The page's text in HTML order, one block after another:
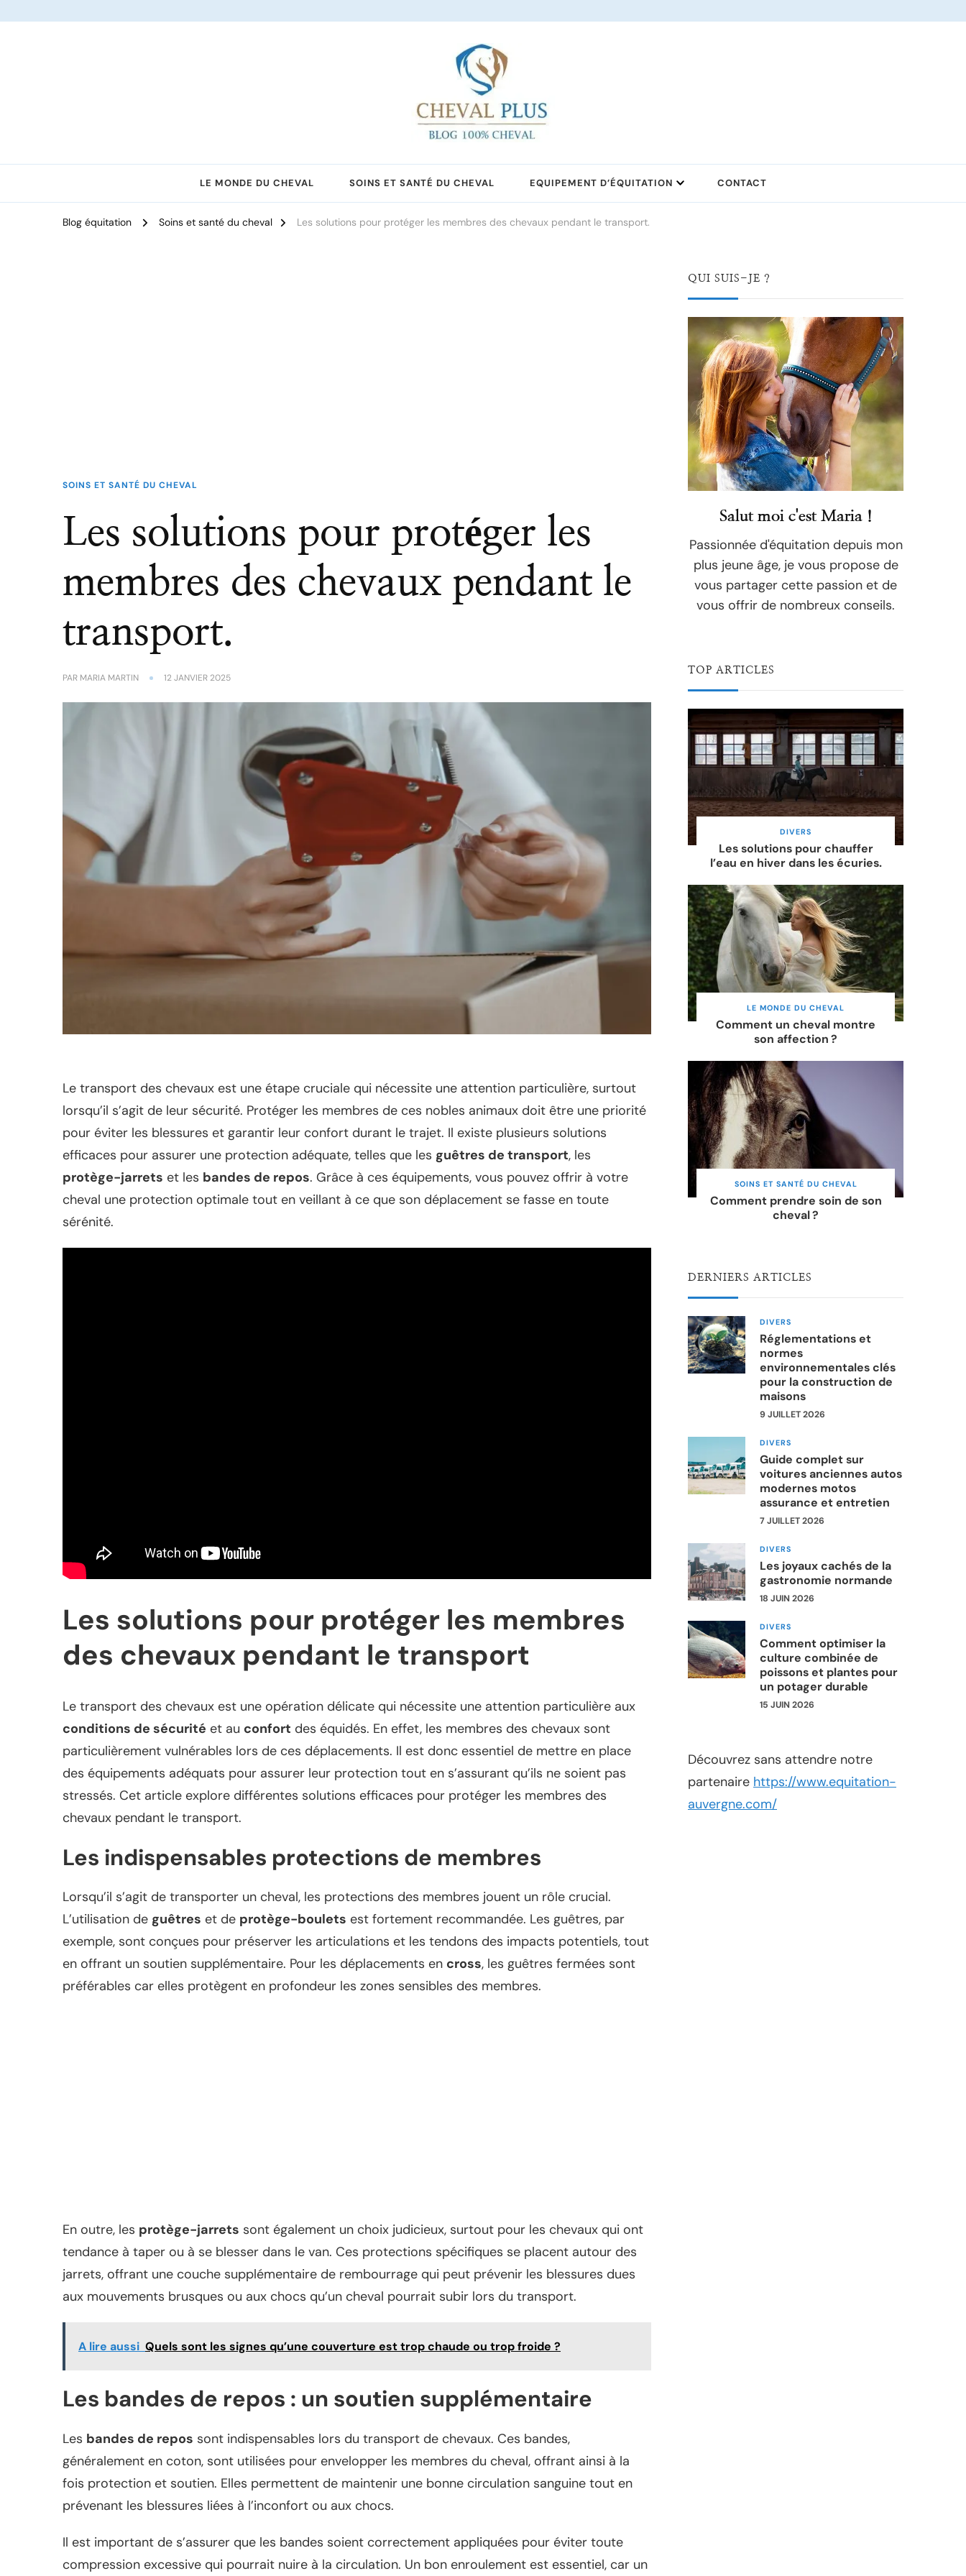
LE MONDE DU CHEVAL SOINS ET SANTÉ DU CHEVAL EQUIPEMENT D’ÉQUITATION CONTACT
Blog équitation Soins et santé du cheval Les solutions pour protéger les membres des chevaux pendant le transport.
SOINS ET SANTÉ DU CHEVAL
Les solutions pour protéger les
membres des chevaux pendant le
transport.
PAR MARIA MARTIN 12 JANVIER 2025
Le transport des chevaux est une étape cruciale qui nécessite une attention particulière, surtout
lorsqu’il s’agit de leur sécurité. Protéger les membres de ces nobles animaux doit être une priorité
pour éviter les blessures et garantir leur confort durant le trajet. Il existe plusieurs solutions
efficaces pour assurer une protection adéquate, telles que les guêtres de transport, les
protège-jarrets et les bandes de repos. Grâce à ces équipements, vous pouvez offrir à votre
cheval une protection optimale tout en veillant à ce que son déplacement se fasse en toute
sérénité.
Les solutions pour protéger les membres
des chevaux pendant le transport
Le transport des chevaux est une opération délicate qui nécessite une attention particulière aux
conditions de sécurité et au confort des équidés. En effet, les membres des chevaux sont
particulièrement vulnérables lors de ces déplacements. Il est donc essentiel de mettre en place
des équipements adéquats pour assurer leur protection tout en s’assurant qu’ils ne soient pas
stressés. Cet article explore différentes solutions efficaces pour protéger les membres des
chevaux pendant le transport.
Les indispensables protections de membres
Lorsqu’il s’agit de transporter un cheval, les protections des membres jouent un rôle crucial.
L’utilisation de guêtres et de protège-boulets est fortement recommandée. Les guêtres, par
exemple, sont conçues pour préserver les articulations et les tendons des impacts potentiels, tout
en offrant un soutien supplémentaire. Pour les déplacements en cross, les guêtres fermées sont
préférables car elles protègent en profondeur les zones sensibles des membres.
En outre, les protège-jarrets sont également un choix judicieux, surtout pour les chevaux qui ont
tendance à taper ou à se blesser dans le van. Ces protections spécifiques se placent autour des
jarrets, offrant une couche supplémentaire de rembourrage qui peut prévenir les blessures dues
aux mouvements brusques ou aux chocs qu’un cheval pourrait subir lors du transport.
A lire aussi Quels sont les signes qu’une couverture est trop chaude ou trop froide ?
Les bandes de repos : un soutien supplémentaire
Les bandes de repos sont indispensables lors du transport de chevaux. Ces bandes,
généralement en coton, sont utilisées pour envelopper les membres du cheval, offrant ainsi à la
fois protection et soutien. Elles permettent de maintenir une bonne circulation sanguine tout en
prévenant les blessures liées à l’inconfort ou aux chocs.
Il est important de s’assurer que les bandes soient correctement appliquées pour éviter toute
compression excessive qui pourrait nuire à la circulation. Un bon enroulement est essentiel, car un
QUI SUIS-JE ?
Salut moi c'est Maria !
Passionnée d'équitation depuis mon
plus jeune âge, je vous propose de
vous partager cette passion et de
vous offrir de nombreux conseils.
TOP ARTICLES
DIVERS
Les solutions pour chauffer
l’eau en hiver dans les écuries.
LE MONDE DU CHEVAL
Comment un cheval montre
son affection ?
SOINS ET SANTÉ DU CHEVAL
Comment prendre soin de son
cheval ?
DERNIERS ARTICLES
DIVERS
Réglementations et
normes
environnementales clés
pour la construction de
maisons
9 JUILLET 2026
DIVERS
Guide complet sur
voitures anciennes autos
modernes motos
assurance et entretien
7 JUILLET 2026
DIVERS
Les joyaux cachés de la
gastronomie normande
18 JUIN 2026
DIVERS
Comment optimiser la
culture combinée de
poissons et plantes pour
un potager durable
15 JUIN 2026
Découvrez sans attendre notre
partenaire https://www.equitation-
auvergne.com/